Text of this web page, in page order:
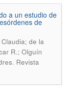
a un estudio de
de
de la
R.; Olguín
. Revista